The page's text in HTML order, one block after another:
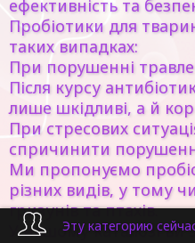
ефективність та
Пробіотики для
таких випадках:
При порушенні
Після курсу
лише шкідливі, а й
При стресових
спричинити
Ми пропонуємо
різних видів, у тому
гризунів та птахів.
У нашому каталозі
Эту категорию